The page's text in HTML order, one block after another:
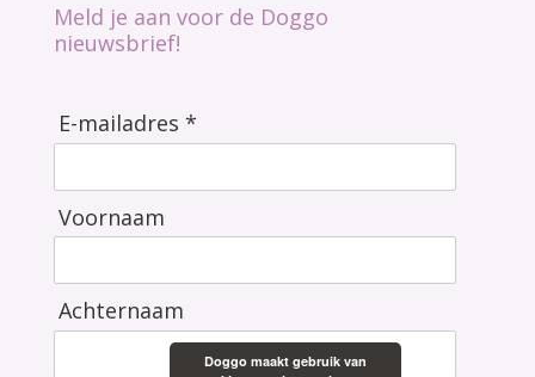
Meld je aan voor de Doggo
nieuwsbrief!
E-mailadres *
Voornaam
Achternaam
Doggo maakt gebruik van